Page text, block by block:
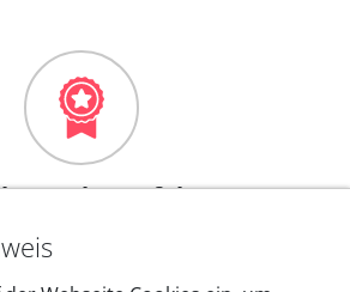
10 Jahre Erfahrung
von autoaid stecken